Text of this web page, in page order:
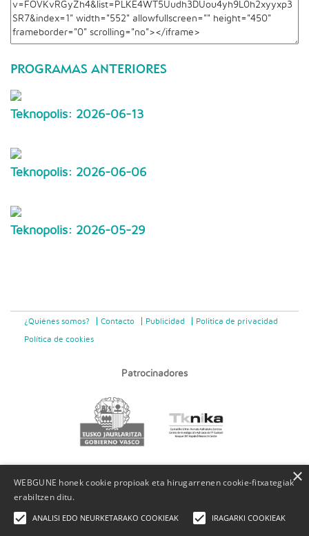
PROGRAMAS ANTERIORES
Teknopolis: 2026-06-13
Teknopolis: 2026-06-06
Teknopolis: 2026-05-29
¿Quiénes somos? Contacto Publicidad Politica de privacidad
Política de cookies
Patrocinadores
WEBGUNE honek cookie propioak eta hirugarrenen cookie-fitxategiak
erabiltzen ditu.
ANALISI EDO NEURKETARAKO COOKIEAK IRAGARKI COOKIEAK
×